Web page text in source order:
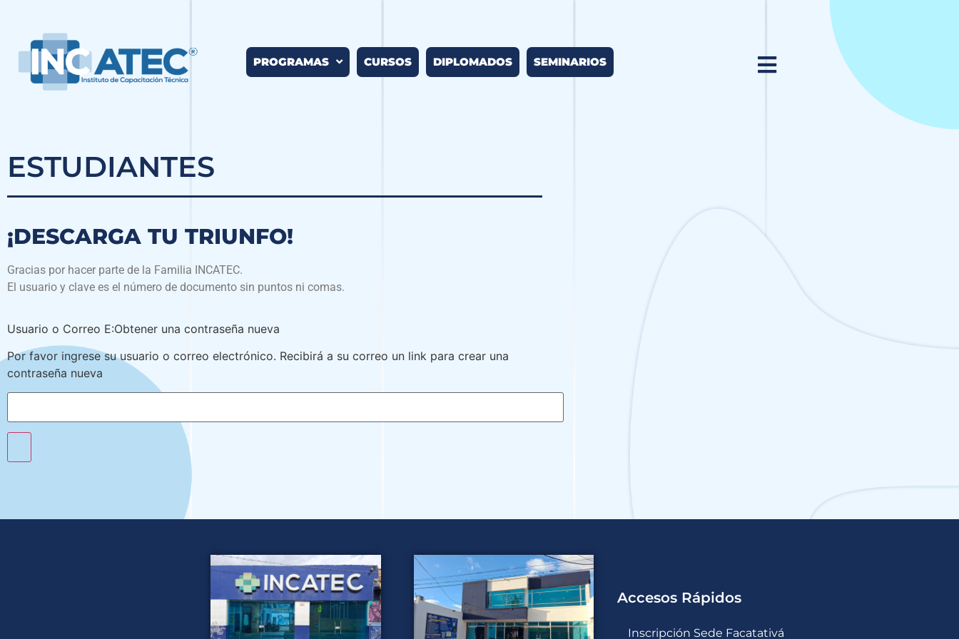
PROGRAMAS CURSOS DIPLOMADOS SEMINARIOS
ESTUDIANTES
¡DESCARGA TU TRIUNFO!
Gracias por hacer parte de la Familia INCATEC.
El usuario y clave es el número de documento sin puntos ni comas.
Usuario o Correo E:Obtener una contraseña nueva
Por favor ingrese su usuario o correo electrónico. Recibirá a su correo un link para crear una
contraseña nueva
Accesos Rápidos
Inscripción Sede Facatativá